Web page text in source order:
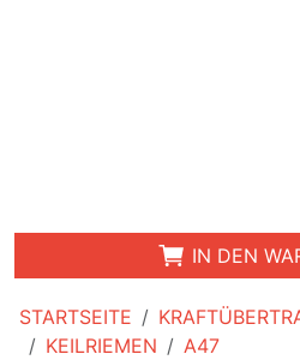
STARTSEITE
KEILRIEMEN
A47
IN DEN